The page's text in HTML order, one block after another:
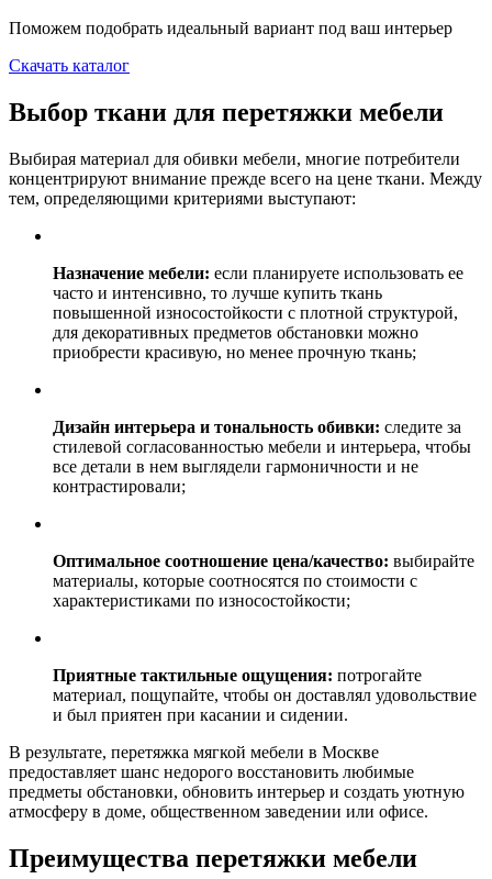
Поможем подобрать идеальный вариант под ваш интерьер
Скачать каталог
Выбор ткани для перетяжки мебели
Выбирая материал для обивки мебели, многие потребители
концентрируют внимание прежде всего на цене ткани. Между
тем, определяющими критериями выступают:
Назначение мебели: если планируете использовать ее
часто и интенсивно, то лучше купить ткань
повышенной износостойкости с плотной структурой,
для декоративных предметов обстановки можно
приобрести красивую, но менее прочную ткань;
Дизайн интерьера и тональность обивки: следите за
стилевой согласованностью мебели и интерьера, чтобы
все детали в нем выглядели гармоничности и не
контрастировали;
Оптимальное соотношение цена/качество: выбирайте
материалы, которые соотносятся по стоимости с
характеристиками по износостойкости;
Приятные тактильные ощущения: потрогайте
материал, пощупайте, чтобы он доставлял удовольствие
и был приятен при касании и сидении.
В результате, перетяжка мягкой мебели в Москве
предоставляет шанс недорого восстановить любимые
предметы обстановки, обновить интерьер и создать уютную
атмосферу в доме, общественном заведении или офисе.
Преимущества перетяжки мебели